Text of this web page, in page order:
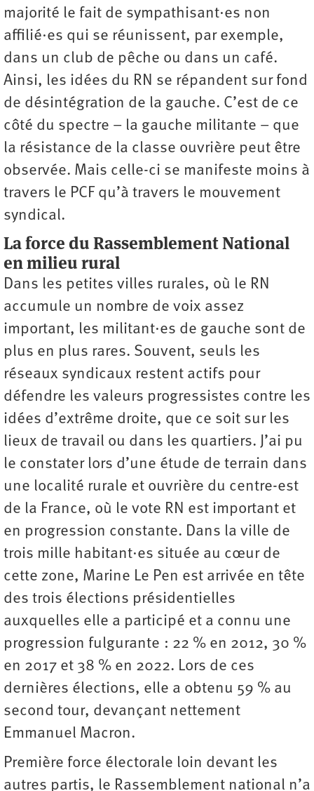
majorité le fait de sympathisant·es non
affilié·es qui se réunissent, par exemple,
dans un club de pêche ou dans un café.
Ainsi, les idées du RN se répandent sur fond
de désintégration de la gauche. C’est de ce
côté du spectre – la gauche militante – que
la résistance de la classe ouvrière peut être
observée. Mais celle-ci se manifeste moins à
travers le PCF qu’à travers le mouvement
syndical.
La force du Rassemblement National
en milieu rural
Dans les petites villes rurales, où le RN
accumule un nombre de voix assez
important, les militant·es de gauche sont de
plus en plus rares. Souvent, seuls les
réseaux syndicaux restent actifs pour
défendre les valeurs progressistes contre les
idées d’extrême droite, que ce soit sur les
lieux de travail ou dans les quartiers. J’ai pu
le constater lors d’une étude de terrain dans
une localité rurale et ouvrière du centre-est
de la France, où le vote RN est important et
en progression constante. Dans la ville de
trois mille habitant·es située au cœur de
cette zone, Marine Le Pen est arrivée en tête
des trois élections présidentielles
auxquelles elle a participé et a connu une
progression fulgurante : 22 % en 2012, 30 %
en 2017 et 38 % en 2022. Lors de ces
dernières élections, elle a obtenu 59 % au
second tour, devançant nettement
Emmanuel Macron.
Première force électorale loin devant les
autres partis, le Rassemblement national n’a